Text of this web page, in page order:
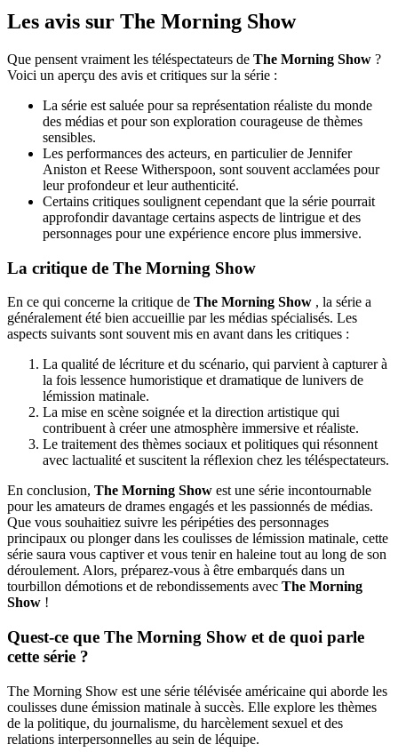
Les avis sur The Morning Show
Que pensent vraiment les téléspectateurs de The Morning Show ?
Voici un aperçu des avis et critiques sur la série :
La série est saluée pour sa représentation réaliste du monde
des médias et pour son exploration courageuse de thèmes
sensibles.
Les performances des acteurs, en particulier de Jennifer
Aniston et Reese Witherspoon, sont souvent acclamées pour
leur profondeur et leur authenticité.
Certains critiques soulignent cependant que la série pourrait
approfondir davantage certains aspects de lintrigue et des
personnages pour une expérience encore plus immersive.
La critique de The Morning Show
En ce qui concerne la critique de The Morning Show , la série a
généralement été bien accueillie par les médias spécialisés. Les
aspects suivants sont souvent mis en avant dans les critiques :
La qualité de lécriture et du scénario, qui parvient à capturer à
la fois lessence humoristique et dramatique de lunivers de
lémission matinale.
La mise en scène soignée et la direction artistique qui
contribuent à créer une atmosphère immersive et réaliste.
Le traitement des thèmes sociaux et politiques qui résonnent
avec lactualité et suscitent la réflexion chez les téléspectateurs.
En conclusion, The Morning Show est une série incontournable
pour les amateurs de drames engagés et les passionnés de médias.
Que vous souhaitiez suivre les péripéties des personnages
principaux ou plonger dans les coulisses de lémission matinale, cette
série saura vous captiver et vous tenir en haleine tout au long de son
déroulement. Alors, préparez-vous à être embarqués dans un
tourbillon démotions et de rebondissements avec The Morning
Show !
Quest-ce que The Morning Show et de quoi parle
cette série ?
The Morning Show est une série télévisée américaine qui aborde les
coulisses dune émission matinale à succès. Elle explore les thèmes
de la politique, du journalisme, du harcèlement sexuel et des
relations interpersonnelles au sein de léquipe.